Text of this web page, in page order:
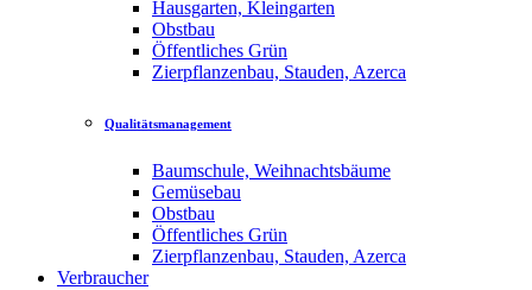
Hausgarten, Kleingarten
Obstbau
Öffentliches Grün
Zierpflanzenbau, Stauden, Azerca
Qualitätsmanagement
Baumschule, Weihnachtsbäume
Gemüsebau
Obstbau
Öffentliches Grün
Zierpflanzenbau, Stauden, Azerca
Verbraucher